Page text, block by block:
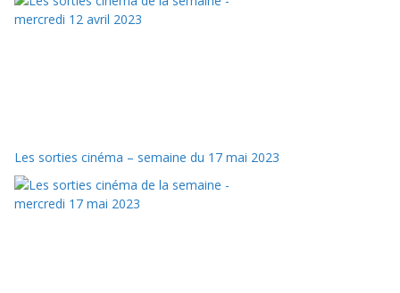
Les sorties cinéma – semaine du 17 mai 2023